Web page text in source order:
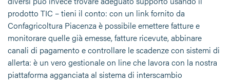
prodotto TIC – tieni il conto: con un link fornito da
Confagricoltura Piacenza è possibile emettere fatture e
monitorare quelle già emesse, fatture ricevute, abbinare
canali di pagamento e controllare le scadenze con sistemi di
allerta: è un vero gestionale on line che lavora con la nostra
piattaforma agganciata al sistema di interscambio